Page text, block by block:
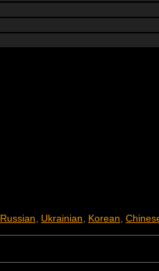
Russian, Ukrainian, Korean,